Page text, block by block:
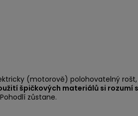
(motorově) polohovatelný
špičkových materiálů si rozumí
zůstane.